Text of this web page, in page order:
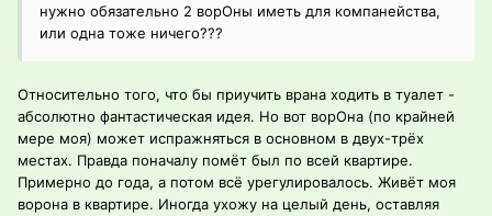
нужно обязательно 2 ворОны иметь для компанейства,
или одна тоже ничего???
Относительно того, что бы приучить врана ходить в туалет -
абсолютно фантастическая идея. Но вот ворОна (по крайней
мере моя) может испражняться в основном в двух-трёх
местах. Правда поначалу помёт был по всей квартире.
Примерно до года, а потом всё урегулировалось. Живёт моя
ворона в квартире. Иногда ухожу на целый день, оставляя